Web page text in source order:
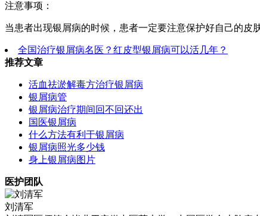
注意事项：
当患者出现银屑病的时候，患者一定要注意保护好自己的皮
全国治疗银屑病名医？红皮型银屑病可以活几年？
推荐文章
活血祛淤解毒方治疗银屑病
银屑病管
银屑病治疗期间回不回还出
国医银屑病
什么方法有利于银屑病
银屑病照光多少钱
身上银屑病图片
医护团队
刘清军